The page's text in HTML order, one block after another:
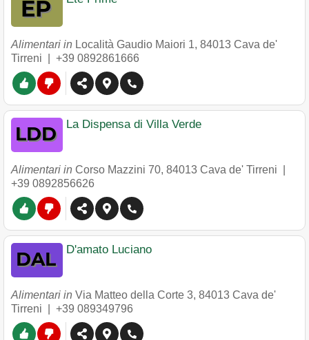
Alimentari in Località Gaudio Maiori 1, 84013 Cava de'
Tirreni
+39 0892861666
La Dispensa di Villa Verde
Alimentari in Corso Mazzini 70, 84013 Cava de' Tirreni
+39 0892856626
D'amato Luciano
Alimentari in Via Matteo della Corte 3, 84013 Cava de'
Tirreni
+39 089349796